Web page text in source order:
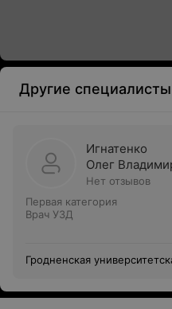
Другие специалисты
Игнатенко
Олег
Нет отзывов
Первая категория
Врач УЗД
Гродненская